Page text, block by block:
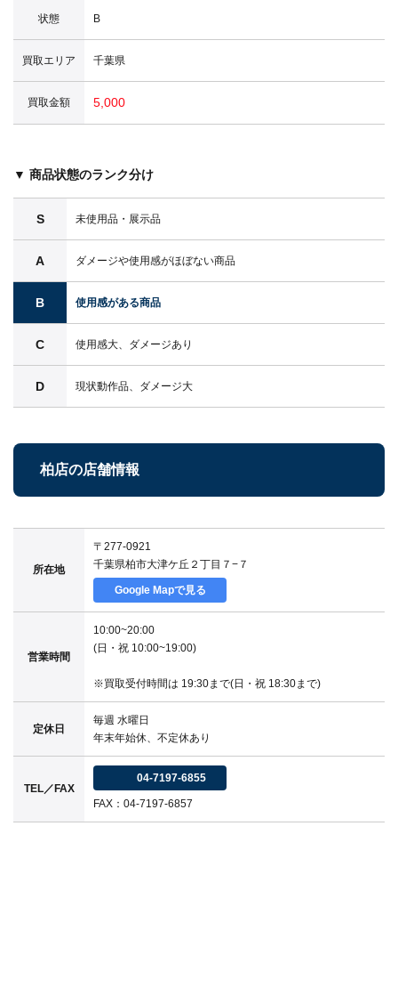
状態 B
買取エリア 千葉県
買取金額 5,000
▼ 商品状態のランク分け
S 未使用品・展示品
A ダメージや使用感がほぼない商品
B 使用感がある商品
C 使用感大、ダメージあり
D 現状動作品、ダメージ大
柏店の店舗情報
所在地
〒277-0921
千葉県柏市大津ケ丘２丁目７−７
Google Mapで見る
営業時間
10:00~20:00
(日・祝 10:00~19:00)
※買取受付時間は 19:30まで(日・祝 18:30まで)
定休日
毎週 水曜日
年末年始休、不定休あり
TEL／FAX
04-7197-6855
FAX：04-7197-6857